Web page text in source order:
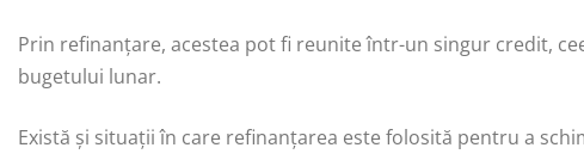
Prin refinanțare, acestea pot fi reunite într-un singur credit,
bugetului lunar.
Există și situații în care refinanțarea este folosită pentru a